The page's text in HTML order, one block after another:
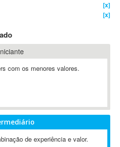
[x]
[x]
com os menores valores.
de experiência e valor.